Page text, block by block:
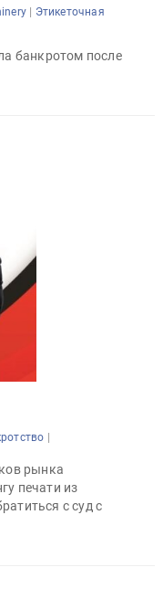
| Этикеточная
банкротом после
|
рынка
печати из
с суд с